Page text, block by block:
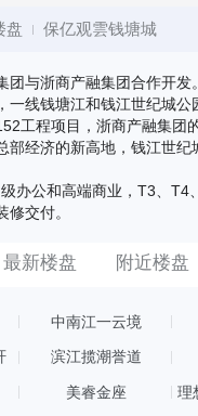
盘 保亿观雲钱塘城
团与浙商产融集团合作开发
一线钱塘江和钱江世纪城公
工程项目，浙商产融集团
部经济的新高地，钱江世纪
办公和高端商业，T3、T4
交付。
最新楼盘 附近楼盘
中南江一云境
滨江揽潮誉道
美睿金座
理